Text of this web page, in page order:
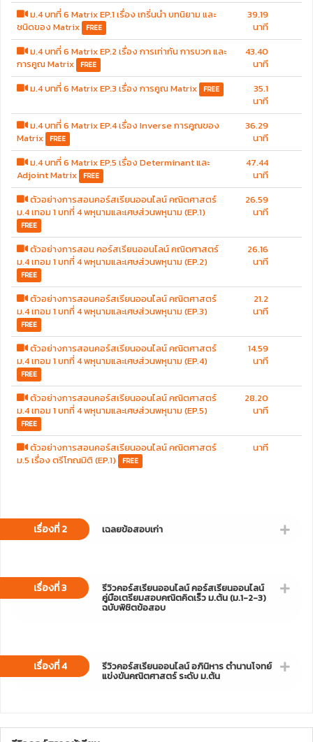
ม.4 บทที่ 6 Matrix EP.1 เรื่อง เกริ่นนำ บทนิยาม และ
ชนิดของ Matrix FREE
39.19
นาที
ม.4 บทที่ 6 Matrix EP.2 เรื่อง การเท่ากัน การบวก และ
การคูณ Matrix FREE
43.40
นาที
ม.4 บทที่ 6 Matrix EP.3 เรื่อง การคูณ Matrix FREE
35.1
นาที
ม.4 บทที่ 6 Matrix EP.4 เรื่อง Inverse การคูณของ
Matrix FREE
36.29
นาที
ม.4 บทที่ 6 Matrix EP.5 เรื่อง Determinant และ
Adjoint Matrix FREE
47.44
นาที
ตัวอย่างการสอนคอร์สเรียนออนไลน์ คณิตศาสตร์
ม.4 เทอม 1 บทที่ 4 พหุนามและเศษส่วนพหุนาม (EP.1)
FREE
26.59
นาที
ตัวอย่างการสอน คอร์สเรียนออนไลน์ คณิตศาสตร์
ม.4 เทอม 1 บทที่ 4 พหุนามและเศษส่วนพหุนาม (EP.2)
FREE
26.16
นาที
ตัวอย่างการสอนคอร์สเรียนออนไลน์ คณิตศาสตร์
ม.4 เทอม 1 บทที่ 4 พหุนามและเศษส่วนพหุนาม (EP.3)
FREE
21.2
นาที
ตัวอย่างการสอนคอร์สเรียนออนไลน์ คณิตศาสตร์
ม.4 เทอม 1 บทที่ 4 พหุนามและเศษส่วนพหุนาม (EP.4)
FREE
14.59
นาที
ตัวอย่างการสอนคอร์สเรียนออนไลน์ คณิตศาสตร์
ม.4 เทอม 1 บทที่ 4 พหุนามและเศษส่วนพหุนาม (EP.5)
FREE
28.20
นาที
ตัวอย่างการสอนคอร์สเรียนออนไลน์ คณิตศาสตร์
ม.5 เรื่อง ตรีโกณมิติ (EP.1) FREE
นาที
เรื่องที่ 2 เฉลยข้อสอบเก่า
เรื่องที่ 3 รีวิวคอร์สเรียนออนไลน์ คอร์สเรียนออนไลน์
คู่มือเตรียมสอบคณิตคิดเร็ว ม.ต้น (ม.1-2-3)
ฉบับพิชิตข้อสอบ
เรื่องที่ 4 รีวิวคอร์สเรียนออนไลน์ อภินิหาร ตำนานโจทย์
แข่งขันคณิตศาสตร์ ระดับ ม.ต้น